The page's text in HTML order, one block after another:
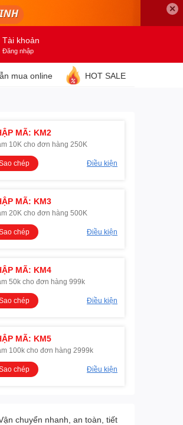
✕
Tài khoản
Đăng nhập
mua online HOT SALE
MÃ: KM2
10K cho đơn hàng 250K
chép Điều kiện
MÃ: KM3
20K cho đơn hàng 500K
chép Điều kiện
MÃ: KM4
50k cho đơn hàng 999k
chép Điều kiện
MÃ: KM5
100k cho đơn hàng 2999k
chép Điều kiện
chuyển nhanh, an toàn, tiết